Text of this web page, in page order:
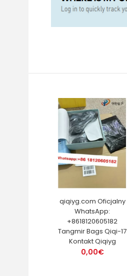
qiqiyg.com Oficjalny
WhatsApp:
+8618120605182
Tangmir Bags Qiqi-17
Kontakt Qiqiyg
0,00€